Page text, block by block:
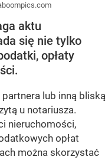
aktu
się nie tylko
opłaty
lub inną bliską
u notariusza.
nieruchomości,
opłat
można skorzystać